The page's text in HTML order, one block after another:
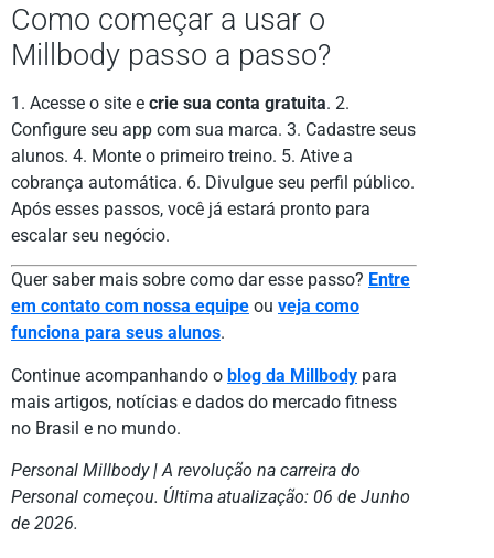
Como começar a usar o
Millbody passo a passo?
1. Acesse o site e crie sua conta gratuita. 2.
Configure seu app com sua marca. 3. Cadastre seus
alunos. 4. Monte o primeiro treino. 5. Ative a
cobrança automática. 6. Divulgue seu perfil público.
Após esses passos, você já estará pronto para
escalar seu negócio.
Quer saber mais sobre como dar esse passo? Entre
em contato com nossa equipe ou veja como
funciona para seus alunos.
Continue acompanhando o blog da Millbody para
mais artigos, notícias e dados do mercado fitness
no Brasil e no mundo.
Personal Millbody | A revolução na carreira do
Personal começou. Última atualização: 06 de Junho
de 2026.